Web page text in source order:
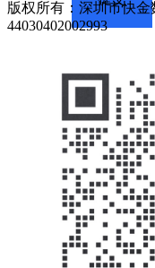
版权所有：深圳市快
44030402002993